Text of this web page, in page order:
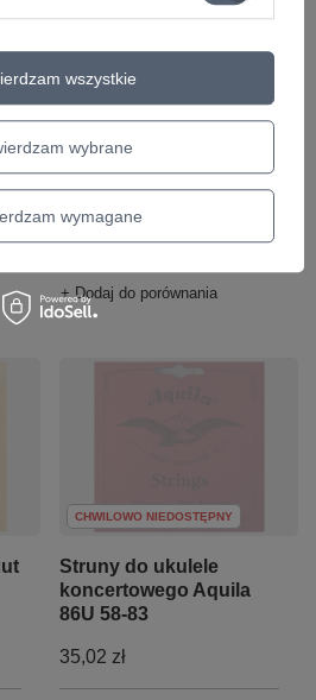
Struny do ukulele
tenorowego Aquila 88U
60-85
36,05 zł
+ Dodaj do porównania
CHWILOWO NIEDOSTĘPNY
Struny do ukulele
koncertowego Aquila
86U 58-83
35,02 zł
wybrane
wymagane
wszystkie